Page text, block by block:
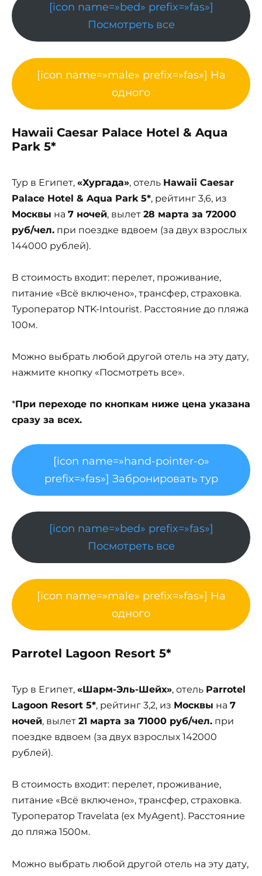
[icon name=»bed» prefix=»fas»]
Посмотреть все
[icon name=»male» prefix=»fas»] На
одного
Hawaii Caesar Palace Hotel & Aqua
Park 5*
Тур в Египет, «Хургада», отель Hawaii Caesar
Palace Hotel & Aqua Park 5*, рейтинг 3,6, из
Москвы на 7 ночей, вылет 28 марта за 72000
руб/чел. при поездке вдвоем (за двух взрослых
144000 рублей).
В стоимость входит: перелет, проживание,
питание «Всё включено», трансфер, страховка.
Туроператор NTK-Intourist. Расстояние до пляжа
100м.
Можно выбрать любой другой отель на эту дату,
нажмите кнопку «Посмотреть все».
*При переходе по кнопкам ниже цена указана
сразу за всех.
[icon name=»hand-pointer-o»
prefix=»fas»] Забронировать тур
[icon name=»bed» prefix=»fas»]
Посмотреть все
[icon name=»male» prefix=»fas»] На
одного
Parrotel Lagoon Resort 5*
Тур в Египет, «Шарм-Эль-Шейх», отель Parrotel
Lagoon Resort 5*, рейтинг 3,2, из Москвы на 7
ночей, вылет 21 марта за 71000 руб/чел. при
поездке вдвоем (за двух взрослых 142000
рублей).
В стоимость входит: перелет, проживание,
питание «Всё включено», трансфер, страховка.
Туроператор Travelata (ex MyAgent). Расстояние
до пляжа 1500м.
Можно выбрать любой другой отель на эту дату,